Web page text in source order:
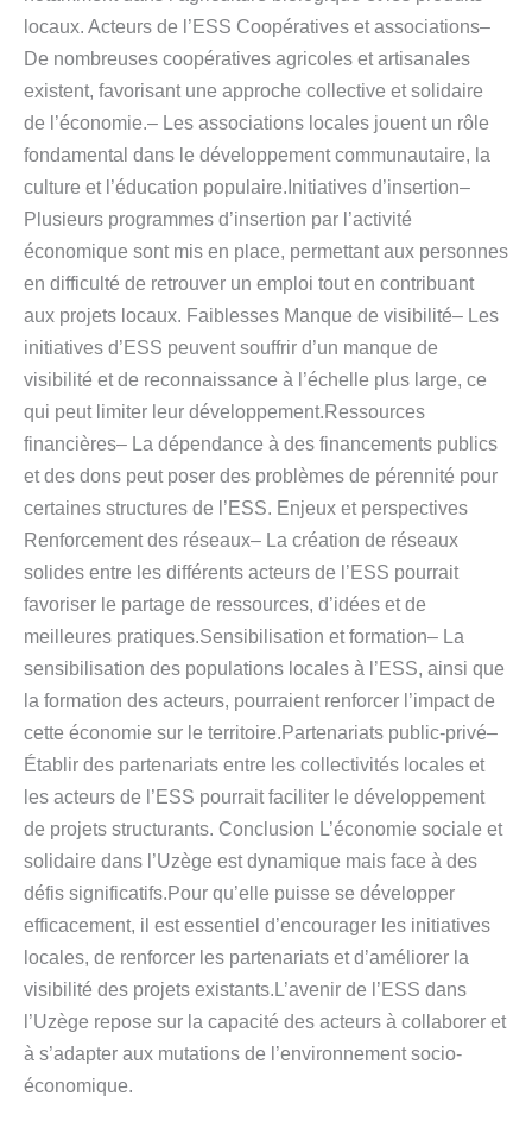
locaux. Acteurs de l’ESS Coopératives et associations–
De nombreuses coopératives agricoles et artisanales
existent, favorisant une approche collective et solidaire
de l’économie.– Les associations locales jouent un rôle
fondamental dans le développement communautaire, la
culture et l’éducation populaire.Initiatives d’insertion–
Plusieurs programmes d’insertion par l’activité
économique sont mis en place, permettant aux personnes
en difficulté de retrouver un emploi tout en contribuant
aux projets locaux. Faiblesses Manque de visibilité– Les
initiatives d’ESS peuvent souffrir d’un manque de
visibilité et de reconnaissance à l’échelle plus large, ce
qui peut limiter leur développement.Ressources
financières– La dépendance à des financements publics
et des dons peut poser des problèmes de pérennité pour
certaines structures de l’ESS. Enjeux et perspectives
Renforcement des réseaux– La création de réseaux
solides entre les différents acteurs de l’ESS pourrait
favoriser le partage de ressources, d’idées et de
meilleures pratiques.Sensibilisation et formation– La
sensibilisation des populations locales à l’ESS, ainsi que
la formation des acteurs, pourraient renforcer l’impact de
cette économie sur le territoire.Partenariats public-privé–
Établir des partenariats entre les collectivités locales et
les acteurs de l’ESS pourrait faciliter le développement
de projets structurants. Conclusion L’économie sociale et
solidaire dans l’Uzège est dynamique mais face à des
défis significatifs.Pour qu’elle puisse se développer
efficacement, il est essentiel d’encourager les initiatives
locales, de renforcer les partenariats et d’améliorer la
visibilité des projets existants.L’avenir de l’ESS dans
l’Uzège repose sur la capacité des acteurs à collaborer et
à s’adapter aux mutations de l’environnement socio-
économique.